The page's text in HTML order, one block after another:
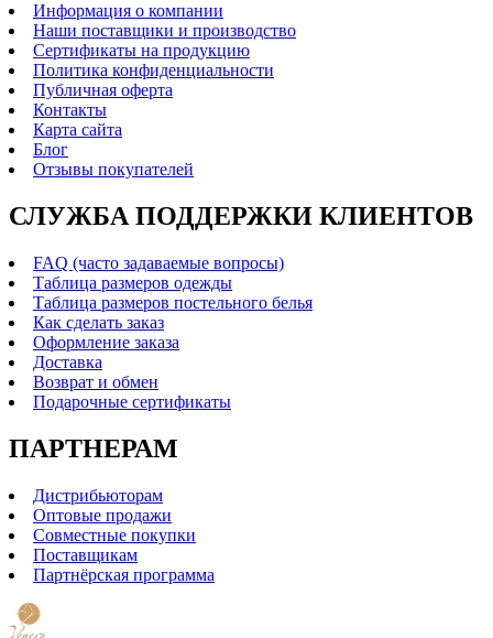
Информация о компании
Наши поставщики и производство
Сертификаты на продукцию
Политика конфиденциальности
Публичная оферта
Контакты
Карта сайта
Блог
Отзывы покупателей
СЛУЖБА ПОДДЕРЖКИ КЛИЕНТОВ
FAQ (часто задаваемые вопросы)
Таблица размеров одежды
Таблица размеров постельного белья
Как сделать заказ
Оформление заказа
Доставка
Возврат и обмен
Подарочные сертификаты
ПАРТНЕРАМ
Дистрибьюторам
Оптовые продажи
Совместные покупки
Поставщикам
Партнёрская программа